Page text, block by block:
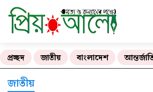
প্রচ্ছদ জাতীয় বাংলাদেশ
জাতীয়